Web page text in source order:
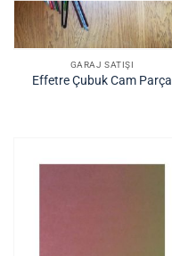
GARAJ SATIŞI
Effetre Çubuk Cam Parça